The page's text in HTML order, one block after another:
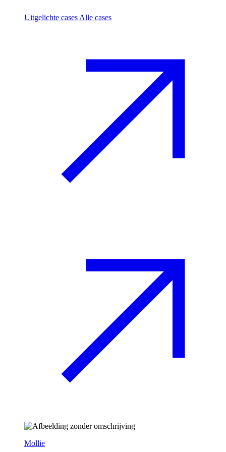
Uitgelichte cases Alle cases
Mollie